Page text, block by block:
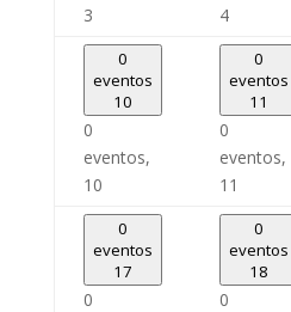
3
4
0
eventos
10
0
eventos,
10
0
eventos
11
0
eventos,
11
0
eventos
17
0
0
eventos
18
0